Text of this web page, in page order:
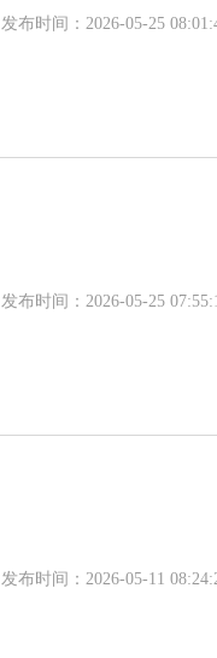
发布时间：2026-05-25
发布时间：2026-05-25
发布时间：2026-05-11